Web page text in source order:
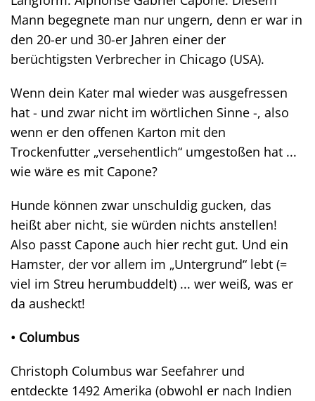
Mann begegnete man nur ungern, denn er war in
den 20-er und 30-er Jahren einer der
berüchtigsten Verbrecher in Chicago (USA).
Wenn dein Kater mal wieder was ausgefressen
hat - und zwar nicht im wörtlichen Sinne -, also
wenn er den offenen Karton mit den
Trockenfutter „versehentlich“ umgestoßen hat ...
wie wäre es mit Capone?
Hunde können zwar unschuldig gucken, das
heißt aber nicht, sie würden nichts anstellen!
Also passt Capone auch hier recht gut. Und ein
Hamster, der vor allem im „Untergrund“ lebt (=
viel im Streu herumbuddelt) ... wer weiß, was er
da ausheckt!
• Columbus
Christoph Columbus war Seefahrer und
entdeckte 1492 Amerika (obwohl er nach Indien